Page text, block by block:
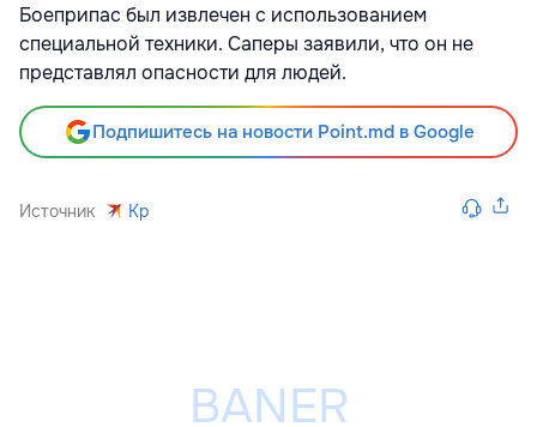
Боеприпас был извлечен с использованием
специальной техники. Саперы заявили, что он не
представлял опасности для людей.
Подпишитесь на новости Point.md в Google
Источник Kp